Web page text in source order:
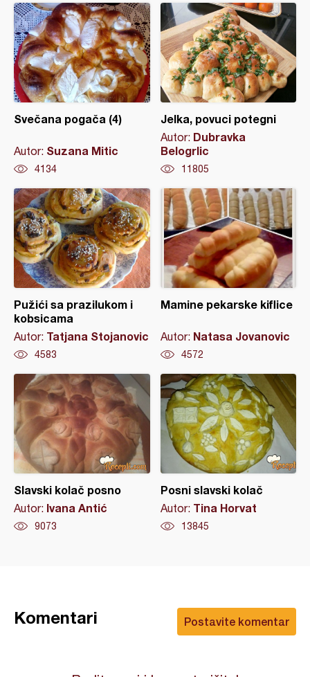
Svečana pogača (4)
Autor: Suzana Mitic
4134
Jelka, povuci potegni
Autor: Dubravka
Belogrlic
11805
Pužići sa prazilukom i
kobsicama
Autor: Tatjana Stojanovic
4583
Mamine pekarske kiflice
Autor: Natasa Jovanovic
4572
Slavski kolač posno
Autor: Ivana Antić
9073
Posni slavski kolač
Autor: Tina Horvat
13845
Postavite komentar
Komentari